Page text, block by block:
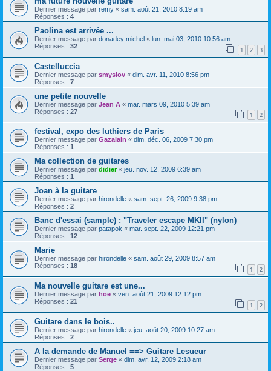
Dernier message par remy « sam. août 21, 2010 8:19 am
Réponses : 4
Paolina est arrivée ...
Dernier message par donadey michel « lun. mai 03, 2010 10:56 am
Réponses : 32 1 2 3
Castelluccia
Dernier message par smyslov « dim. avr. 11, 2010 8:56 pm
Réponses : 7
une petite nouvelle
Dernier message par Jean A « mar. mars 09, 2010 5:39 am
Réponses : 27 1 2
festival, expo des luthiers de Paris
Dernier message par Gazalain « dim. déc. 06, 2009 7:30 pm
Réponses : 1
Ma collection de guitares
Dernier message par didier« jeu. nov. 12, 2009 6:39 am
Réponses : 1
Joan à la guitare
Dernier message par hirondelle « sam. sept. 26, 2009 9:38 pm
Réponses : 2
Banc d'essai (sample) : "Traveler escape MKII" (nylon)
Dernier message par patapok « mar. sept. 22, 2009 12:21 pm
Réponses : 12
Marie
Dernier message par hirondelle « sam. août 29, 2009 8:57 am
Réponses : 18 1 2
Ma nouvelle guitare est une...
Dernier message par hoe « ven. août 21, 2009 12:12 pm
Réponses : 21 1 2
Guitare dans le bois..
Dernier message par hirondelle « jeu. août 20, 2009 10:27 am
Réponses : 2
A la demande de Manuel ==> Guitare Lesueur
Dernier message par Serge « dim. avr. 12, 2009 2:18 am
Réponses : 5